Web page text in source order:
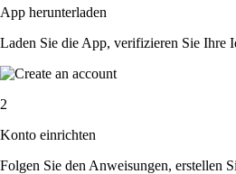
App herunterladen
Laden Sie die App, verifizieren Sie Ihre
2
Konto einrichten
Folgen Sie den Anweisungen, erstellen